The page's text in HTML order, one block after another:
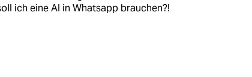
ich eine AI in Whatsapp brauchen?!